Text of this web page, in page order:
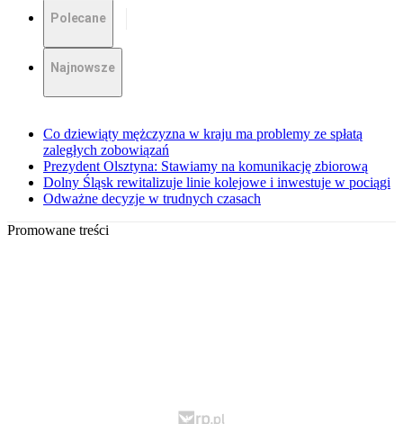
Polecane
Najnowsze
Co dziewiąty mężczyzna w kraju ma problemy ze spłatą
zaległych zobowiązań
Prezydent Olsztyna: Stawiamy na komunikację zbiorową
Dolny Śląsk rewitalizuje linie kolejowe i inwestuje w pociągi
Odważne decyzje w trudnych czasach
Promowane treści